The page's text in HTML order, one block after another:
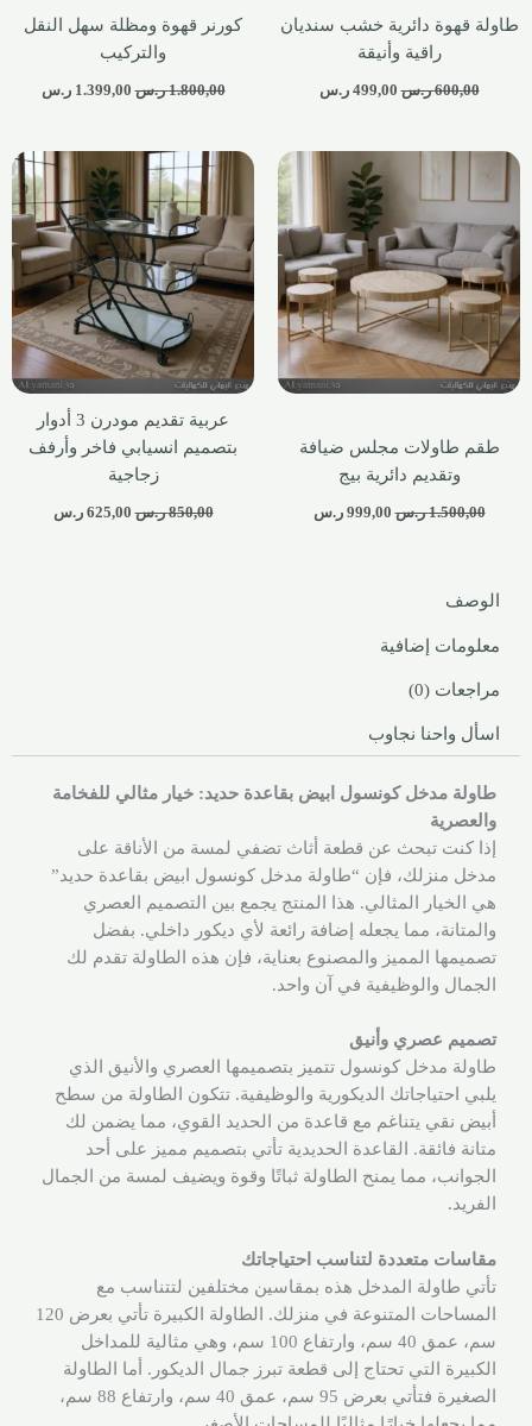
طاولة قهوة دائرية خشب سنديان
راقية وأنيقة
600,00 ر.س 499,00 ر.س
كورنر قهوة ومظلة سهل النقل
والتركيب
1.800,00 ر.س 1.399,00 ر.س
طقم طاولات مجلس ضيافة
وتقديم دائرية بيج
1.500,00 ر.س 999,00 ر.س
عربية تقديم مودرن 3 أدوار
بتصميم انسيابي فاخر وأرفف
زجاجية
850,00 ر.س 625,00 ر.س
الوصف
معلومات إضافية
مراجعات (0)
اسأل واحنا نجاوب
طاولة مدخل كونسول ابيض بقاعدة حديد: خيار مثالي للفخامة
والعصرية
إذا كنت تبحث عن قطعة أثاث تضفي لمسة من الأناقة على
مدخل منزلك، فإن “طاولة مدخل كونسول ابيض بقاعدة حديد”
هي الخيار المثالي. هذا المنتج يجمع بين التصميم العصري
والمتانة، مما يجعله إضافة رائعة لأي ديكور داخلي. بفضل
تصميمها المميز والمصنوع بعناية، فإن هذه الطاولة تقدم لك
الجمال والوظيفية في آن واحد.
تصميم عصري وأنيق
طاولة مدخل كونسول تتميز بتصميمها العصري والأنيق الذي
يلبي احتياجاتك الديكورية والوظيفية. تتكون الطاولة من سطح
أبيض نقي يتناغم مع قاعدة من الحديد القوي، مما يضمن لك
متانة فائقة. القاعدة الحديدية تأتي بتصميم مميز على أحد
الجوانب، مما يمنح الطاولة ثباتًا وقوة ويضيف لمسة من الجمال
الفريد.
مقاسات متعددة لتناسب احتياجاتك
تأتي طاولة المدخل هذه بمقاسين مختلفين لتتناسب مع
المساحات المتنوعة في منزلك. الطاولة الكبيرة تأتي بعرض 120
سم، عمق 40 سم، وارتفاع 100 سم، وهي مثالية للمداخل
الكبيرة التي تحتاج إلى قطعة تبرز جمال الديكور. أما الطاولة
الصغيرة فتأتي بعرض 95 سم، عمق 40 سم، وارتفاع 88 سم،